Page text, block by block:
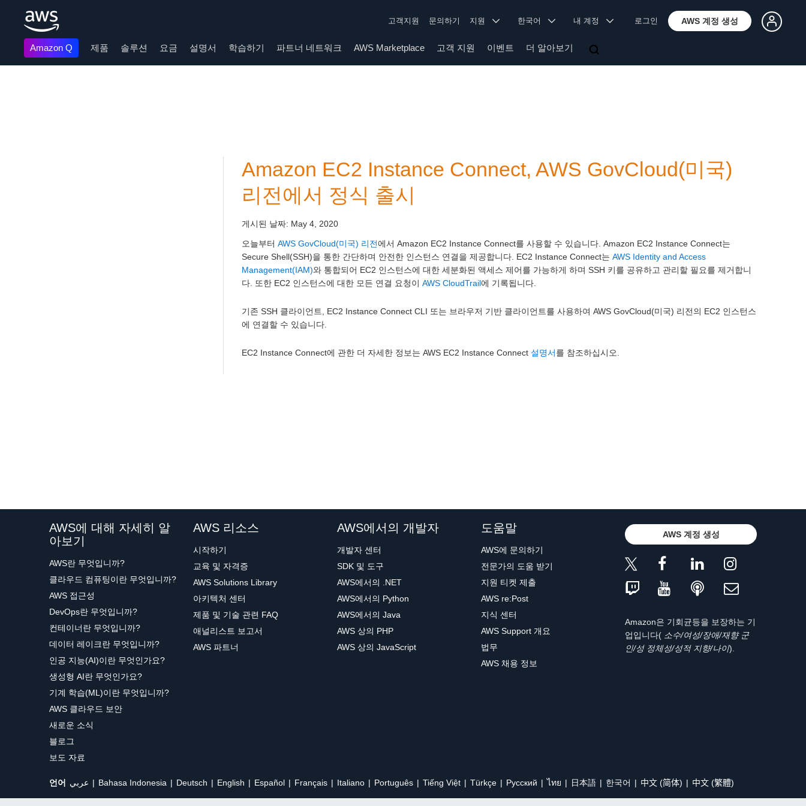
고객지원 문의하기 지원 한국어 내 계정 로그인 AWS 계정 생성
Amazon Q 제품 솔루션 요금 설명서 학습하기 파트너 네트워크 AWS Marketplace 고객 지원 이벤트 더 알아보기
Amazon EC2 Instance Connect, AWS GovCloud(미국)
리전에서 정식 출시
게시된 날짜: May 4, 2020
오늘부터 AWS GovCloud(미국) 리전에서 Amazon EC2 Instance Connect를 사용할 수 있습니다. Amazon EC2 Instance Connect는
Secure Shell(SSH)을 통한 간단하며 안전한 인스턴스 연결을 제공합니다. EC2 Instance Connect는 AWS Identity and Access
Management(IAM)와 통합되어 EC2 인스턴스에 대한 세분화된 액세스 제어를 가능하게 하며 SSH 키를 공유하고 관리할 필요를 제거합니
다. 또한 EC2 인스턴스에 대한 모든 연결 요청이 AWS CloudTrail에 기록됩니다.
기존 SSH 클라이언트, EC2 Instance Connect CLI 또는 브라우저 기반 클라이언트를 사용하여 AWS GovCloud(미국) 리전의 EC2 인스턴스
에 연결할 수 있습니다.
EC2 Instance Connect에 관한 더 자세한 정보는 AWS EC2 Instance Connect 설명서를 참조하십시오.
AWS에 대해 자세히 알
아보기
AWS란 무엇입니까?
클라우드 컴퓨팅이란 무엇입니까?
AWS 접근성
DevOps란 무엇입니까?
컨테이너란 무엇입니까?
데이터 레이크란 무엇입니까?
인공 지능(AI)이란 무엇인가요?
생성형 AI란 무엇인가요?
기계 학습(ML)이란 무엇입니까?
AWS 클라우드 보안
새로운 소식
블로그
보도 자료
AWS 리소스
시작하기
교육 및 자격증
AWS Solutions Library
아키텍처 센터
제품 및 기술 관련 FAQ
애널리스트 보고서
AWS 파트너
AWS에서의 개발자
개발자 센터
SDK 및 도구
AWS에서의 .NET
AWS에서의 Python
AWS에서의 Java
AWS 상의 PHP
AWS 상의 JavaScript
도움말
AWS에 문의하기
전문가의 도움 받기
지원 티켓 제출
AWS re:Post
지식 센터
AWS Support 개요
법무
AWS 채용 정보
AWS 계정 생성
Amazon은 기회균등을 보장하는 기
업입니다( 소수/여성/장애/재향 군
인/성 정체성/성적 지향/나이).
언어 عربي Bahasa Indonesia Deutsch English Español Français Italiano Português Tiếng Việt Türkçe Ρусский ไทย 日本語 한국어 中文 (简体) 中文 (繁體)